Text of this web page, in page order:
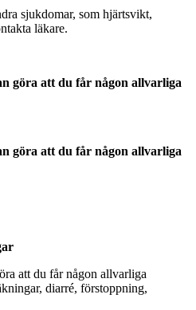
sjukdomar, som hjärtsvikt,
läkare.
göra att du får någon allvarliga
göra att du får någon allvarliga
att du får någon allvarliga
diarré, förstoppning,